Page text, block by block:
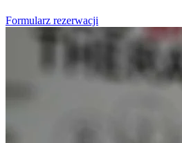
Formularz rezerwacji